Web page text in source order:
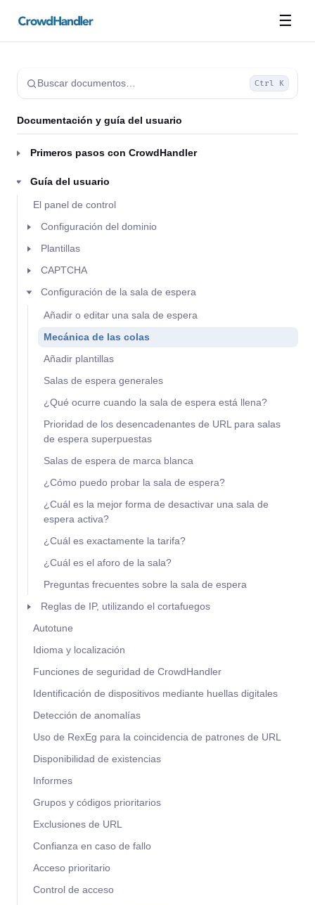
☰
Buscar documentos… Ctrl K
Documentación y guía del usuario
Primeros pasos con CrowdHandler
Guía del usuario
El panel de control
Configuración del dominio
Plantillas
CAPTCHA
Configuración de la sala de espera
Añadir o editar una sala de espera
Mecánica de las colas
Añadir plantillas
Salas de espera generales
¿Qué ocurre cuando la sala de espera está llena?
Prioridad de los desencadenantes de URL para salas
de espera superpuestas
Salas de espera de marca blanca
¿Cómo puedo probar la sala de espera?
¿Cuál es la mejor forma de desactivar una sala de
espera activa?
¿Cuál es exactamente la tarifa?
¿Cuál es el aforo de la sala?
Preguntas frecuentes sobre la sala de espera
Reglas de IP, utilizando el cortafuegos
Autotune
Idioma y localización
Funciones de seguridad de CrowdHandler
Identificación de dispositivos mediante huellas digitales
Detección de anomalías
Uso de RexEg para la coincidencia de patrones de URL
Disponibilidad de existencias
Informes
Grupos y códigos prioritarios
Exclusiones de URL
Confianza en caso de fallo
Acceso prioritario
Control de acceso